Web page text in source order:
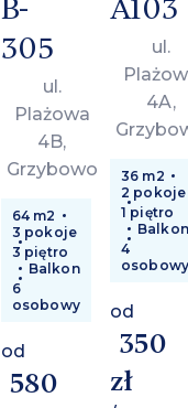
B-
305
ul.
Plażowa
4B,
Grzybowo
64 m2
3 pokoje
3 piętro
Balkon
6
osobowy
od
580
A103
ul.
4A,
36 m2
2 pokoje
1 piętro
4
od
350
zł